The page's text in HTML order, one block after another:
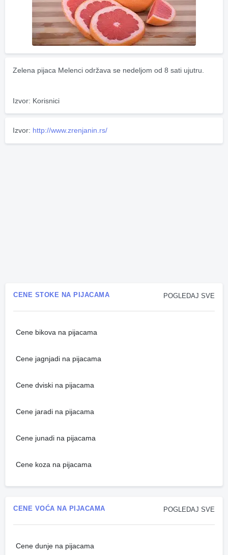
Zelena pijaca Melenci održava se nedeljom od 8 sati ujutru.
Izvor: Korisnici
Izvor: http://www.zrenjanin.rs/
POGLEDAJ SVE
CENE STOKE NA PIJACAMA
Cene bikova na pijacama
Cene jagnjadi na pijacama
Cene dviski na pijacama
Cene jaradi na pijacama
Cene junadi na pijacama
Cene koza na pijacama
POGLEDAJ SVE
CENE VOĆA NA PIJACAMA
Cene dunje na pijacama